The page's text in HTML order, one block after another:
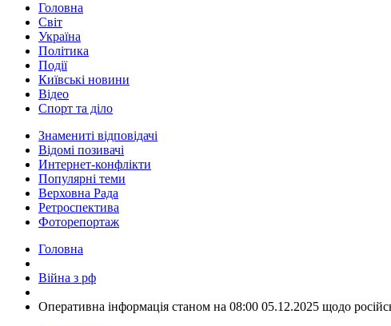
Головна
Світ
Україна
Політика
Події
Київські новини
Відео
Спорт та діло
Знамениті відповідачі
Відомі позивачі
Интернет-конфлікти
Популярні теми
Верховна Рада
Ретроспектива
Фоторепортаж
Головна
Війна з рф
​Оперативна інформація станом на 08:00 05.12.2025 щодо